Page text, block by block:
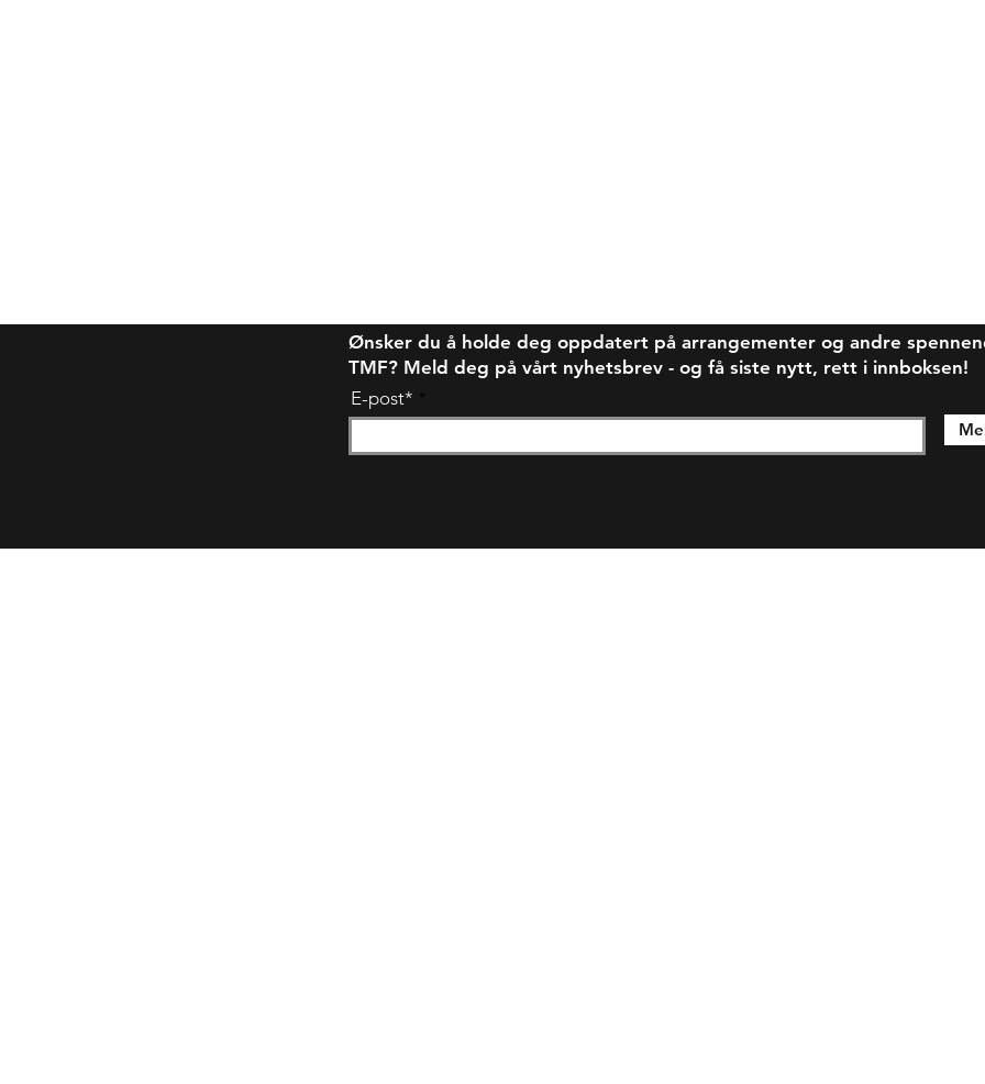
Ønsker du å holde deg oppdatert på arrangementer og andre
TMF? Meld deg på vårt nyhetsbrev - og få siste nytt, rett i innboksen!
E-post*